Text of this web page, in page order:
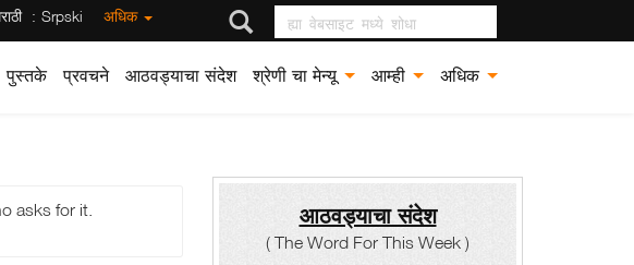
Srpski अधिक ह्या वेबसाइट मध्ये शोधा
पुस्तके प्रवचने आठवड्याचा संदेश श्रेणी चा मेन्यू आम्ही अधिक
asks for it.
आठवड्याचा संदेश
( The Word For This Week )